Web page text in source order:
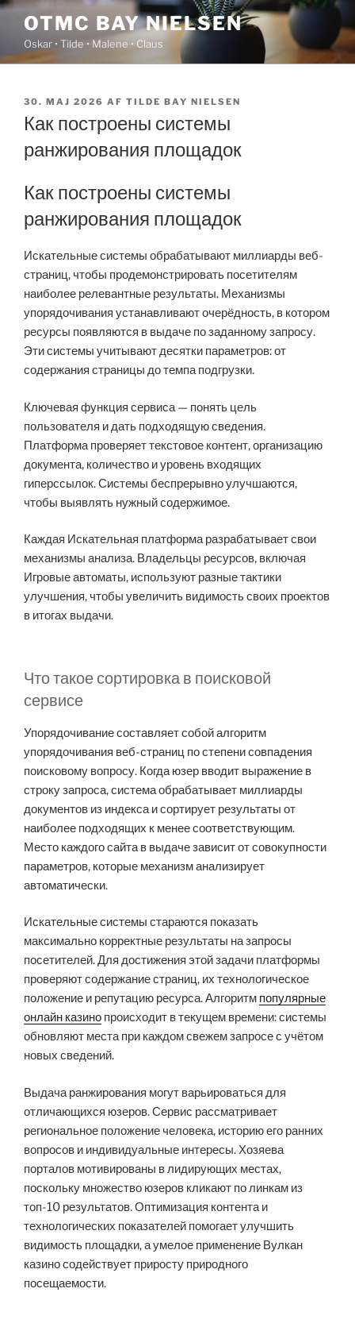
Videre
indhold
OTMC BAY NIELSEN
Oskar • Tilde • Malene • Claus
UDGIVET
DEN
30. MAJ 2026 AF TILDE BAY NIELSEN
Как построены системы
ранжирования площадок
Как построены системы
ранжирования площадок
Искательные системы обрабатывают миллиарды веб-
страниц, чтобы продемонстрировать посетителям
наиболее релевантные результаты. Механизмы
упорядочивания устанавливают очерёдность, в котором
ресурсы появляются в выдаче по заданному запросу.
Эти системы учитывают десятки параметров: от
содержания страницы до темпа подгрузки.
Ключевая функция сервиса — понять цель
пользователя и дать подходящую сведения.
Платформа проверяет текстовое контент, организацию
документа, количество и уровень входящих
гиперссылок. Системы беспрерывно улучшаются,
чтобы выявлять нужный содержимое.
Каждая Искательная платформа разрабатывает свои
механизмы анализа. Владельцы ресурсов, включая
Игровые автоматы, используют разные тактики
улучшения, чтобы увеличить видимость своих проектов
в итогах выдачи.
Что такое сортировка в поисковой
сервисе
Упорядочивание составляет собой алгоритм
упорядочивания веб-страниц по степени совпадения
поисковому вопросу. Когда юзер вводит выражение в
строку запроса, система обрабатывает миллиарды
документов из индекса и сортирует результаты от
наиболее подходящих к менее соответствующим.
Место каждого сайта в выдаче зависит от совокупности
параметров, которые механизм анализирует
автоматически.
Искательные системы стараются показать
максимально корректные результаты на запросы
посетителей. Для достижения этой задачи платформы
проверяют содержание страниц, их технологическое
положение и репутацию ресурса. Алгоритм популярные
онлайн казино происходит в текущем времени: системы
обновляют места при каждом свежем запросе с учётом
новых сведений.
Выдача ранжирования могут варьироваться для
отличающихся юзеров. Сервис рассматривает
региональное положение человека, историю его ранних
вопросов и индивидуальные интересы. Хозяева
порталов мотивированы в лидирующих местах,
поскольку множество юзеров кликают по линкам из
топ-10 результатов. Оптимизация контента и
технологических показателей помогает улучшить
видимость площадки, а умелое применение Вулкан
казино содействует приросту природного
посещаемости.